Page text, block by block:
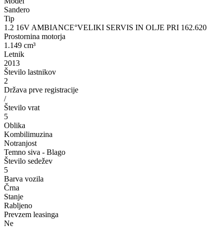
Sandero
Tip
1.2 16V AMBIANCE°VELIKI SERVIS IN OLJE PRI 162.620
Prostornina motorja
1.149 cm³
Letnik
2013
Število lastnikov
2
Država prve registracije
/
Število vrat
5
Oblika
Kombilimuzina
Notranjost
Temno siva - Blago
Število sedežev
5
Barva vozila
Črna
Stanje
Rabljeno
Prevzem leasinga
Ne